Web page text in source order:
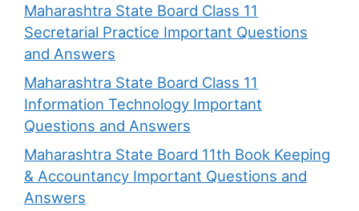
Maharashtra State Board Class 11
Secretarial Practice Important Questions
and Answers
Maharashtra State Board Class 11
Information Technology Important
Questions and Answers
Maharashtra State Board 11th Book Keeping
& Accountancy Important Questions and
Answers